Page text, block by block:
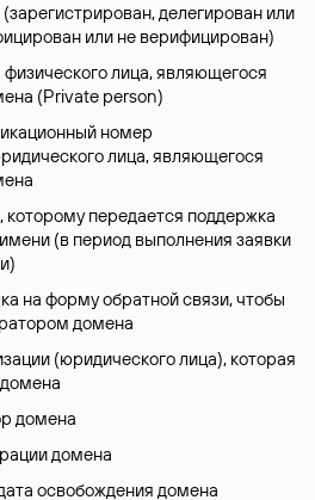
делегирован или
или не верифицирован)
лица, являющегося
(Privatе person)
номер
лица, являющегося
которому передается поддержка
(в период выполнения заявки
на форму обратной связи, чтобы
домена
(юридического лица), которая
домена
домена
освобождения домена